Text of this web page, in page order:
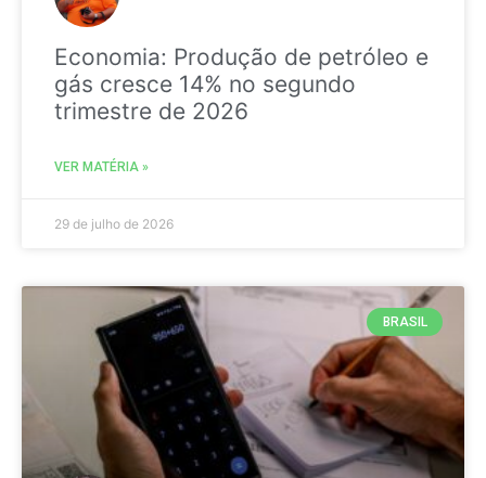
Economia: Produção de petróleo e
gás cresce 14% no segundo
trimestre de 2026
VER MATÉRIA »
29 de julho de 2026
BRASIL